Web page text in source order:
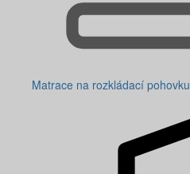
Matrace na rozkládací pohovku